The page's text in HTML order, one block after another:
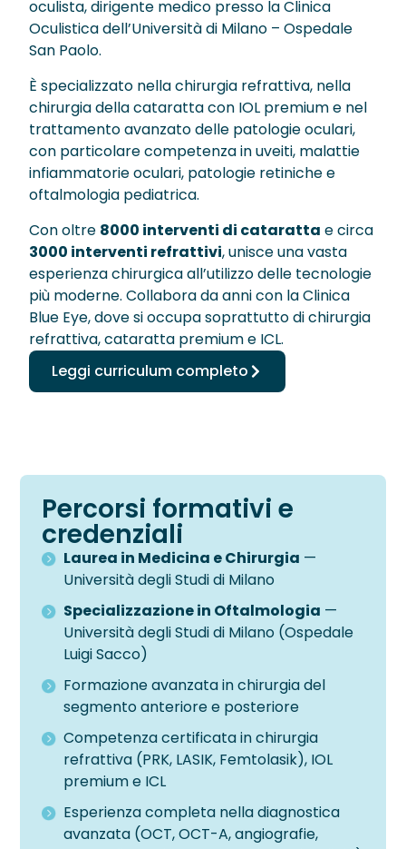
oculista, dirigente medico presso la Clinica
Oculistica dell’Università di Milano – Ospedale
San Paolo.
È specializzato nella chirurgia refrattiva, nella
chirurgia della cataratta con IOL premium e nel
trattamento avanzato delle patologie oculari,
con particolare competenza in uveiti, malattie
infiammatorie oculari, patologie retiniche e
oftalmologia pediatrica.
Con oltre 8000 interventi di cataratta e circa
3000 interventi refrattivi, unisce una vasta
esperienza chirurgica all’utilizzo delle tecnologie
più moderne. Collabora da anni con la Clinica
Blue Eye, dove si occupa soprattutto di chirurgia
refrattiva, cataratta premium e ICL.
Leggi curriculum completo
Percorsi formativi e
credenziali
Laurea in Medicina e Chirurgia —
Università degli Studi di Milano
Specializzazione in Oftalmologia —
Università degli Studi di Milano (Ospedale
Luigi Sacco)
Formazione avanzata in chirurgia del
segmento anteriore e posteriore
Competenza certificata in chirurgia
refrattiva (PRK, LASIK, Femtolasik), IOL
premium e ICL
Esperienza completa nella diagnostica
avanzata (OCT, OCT-A, angiografie,
Maculopatie
Occhio Secco
Retinopatie ›
Neurite Ottica
OCT – Segmento Posteriore
OCT – Segmento Anteriore
Pachimetria
Pupillometria
Tonometria